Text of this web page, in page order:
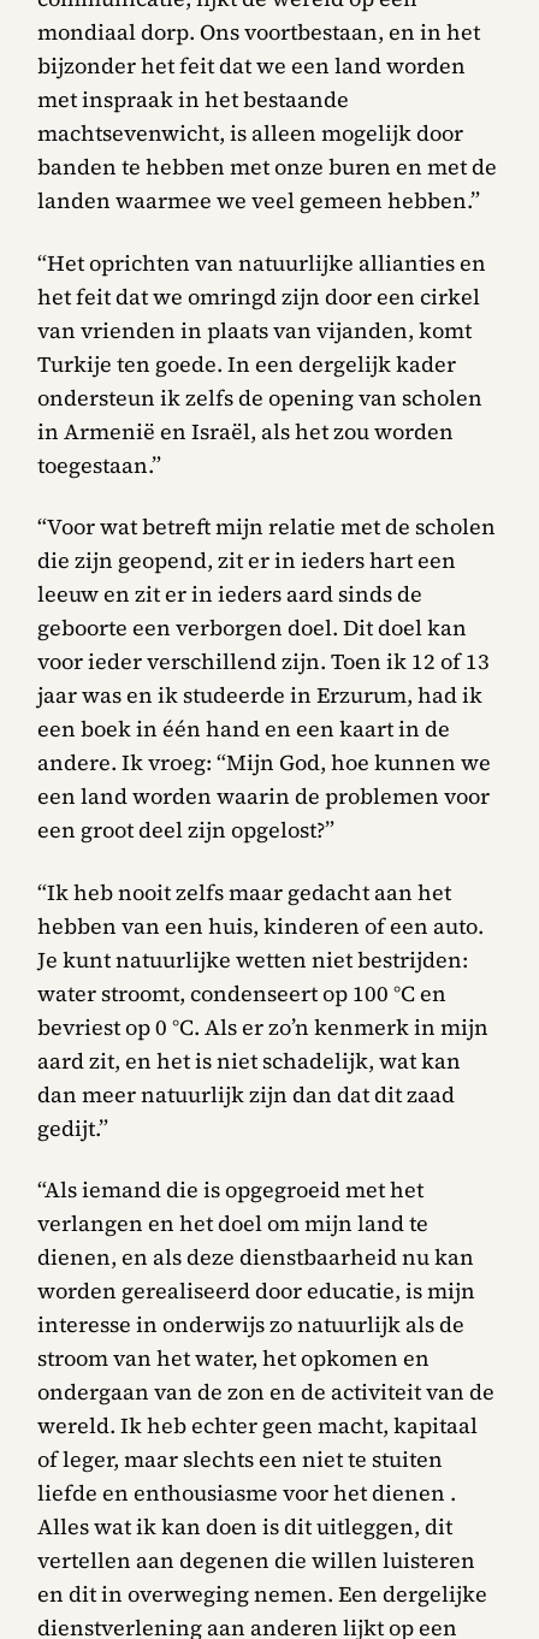
mondiaal dorp. Ons voortbestaan, en in het
bijzonder het feit dat we een land worden
met inspraak in het bestaande
machtsevenwicht, is alleen mogelijk door
banden te hebben met onze buren en met de
landen waarmee we veel gemeen hebben.”
“Het oprichten van natuurlijke allianties en
het feit dat we omringd zijn door een cirkel
van vrienden in plaats van vijanden, komt
Turkije ten goede. In een dergelijk kader
ondersteun ik zelfs de opening van scholen
in Armenië en Israël, als het zou worden
toegestaan.”
“Voor wat betreft mijn relatie met de scholen
die zijn geopend, zit er in ieders hart een
leeuw en zit er in ieders aard sinds de
geboorte een verborgen doel. Dit doel kan
voor ieder verschillend zijn. Toen ik 12 of 13
jaar was en ik studeerde in Erzurum, had ik
een boek in één hand en een kaart in de
andere. Ik vroeg: “Mijn God, hoe kunnen we
een land worden waarin de problemen voor
een groot deel zijn opgelost?”
“Ik heb nooit zelfs maar gedacht aan het
hebben van een huis, kinderen of een auto.
Je kunt natuurlijke wetten niet bestrijden:
water stroomt, condenseert op 100 °C en
bevriest op 0 °C. Als er zo’n kenmerk in mijn
aard zit, en het is niet schadelijk, wat kan
dan meer natuurlijk zijn dan dat dit zaad
gedijt.”
“Als iemand die is opgegroeid met het
verlangen en het doel om mijn land te
dienen, en als deze dienstbaarheid nu kan
worden gerealiseerd door educatie, is mijn
interesse in onderwijs zo natuurlijk als de
stroom van het water, het opkomen en
ondergaan van de zon en de activiteit van de
wereld. Ik heb echter geen macht, kapitaal
of leger, maar slechts een niet te stuiten
liefde en enthousiasme voor het dienen .
Alles wat ik kan doen is dit uitleggen, dit
vertellen aan degenen die willen luisteren
en dit in overweging nemen. Een dergelijke
dienstverlening aan anderen lijkt op een